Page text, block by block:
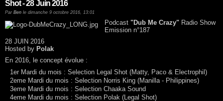
Shot - 28 Juin 2016
Par Ben le dimanche 9 octobre 2016, 13:01
Podcast "Dub Me Crazy" Radio Show
Emission n°187
28 JUIN 2016
Hosted by Polak
En 2016, le concept évolue :
1er Mardi du mois : Selection Legal Shot (Matty, Paco & Electrophil)
2eme Mardi du mois : Selection Norris King (Manilla - Philippines)
3eme Mardi du mois : Selection Chaaka Sound
4eme Mardi du mois : Selection Polak (Legal Shot)